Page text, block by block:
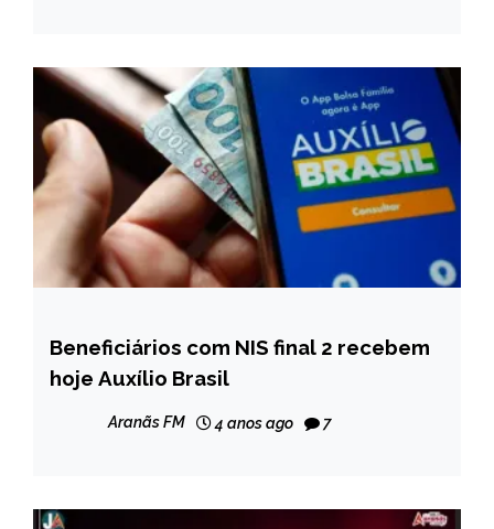
BRASIL
NOTÍCIAS
Beneficiários com NIS final 2 recebem
hoje Auxílio Brasil
Aranãs FM 4 anos ago 7